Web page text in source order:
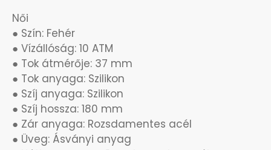
Női
● Szín: Fehér
● Vízállóság: 10 ATM
● Tok átmérője: 37 mm
● Tok anyaga: Szilikon
● Szíj anyaga: Szilikon
● Szíj hossza: 180 mm
● Zár anyaga: Rozsdamentes acél
● Üveg: Ásványi anyag
OKOSÓRA SZÍJAK
OKOSÓRÁK
ÖNGYÚJTÓK
ÓRAFORGATÓK